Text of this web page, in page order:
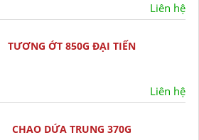
Liên hệ
TƯƠNG ỚT 850G ĐẠI TIẾN
Liên hệ
CHAO DỨA TRUNG 370G